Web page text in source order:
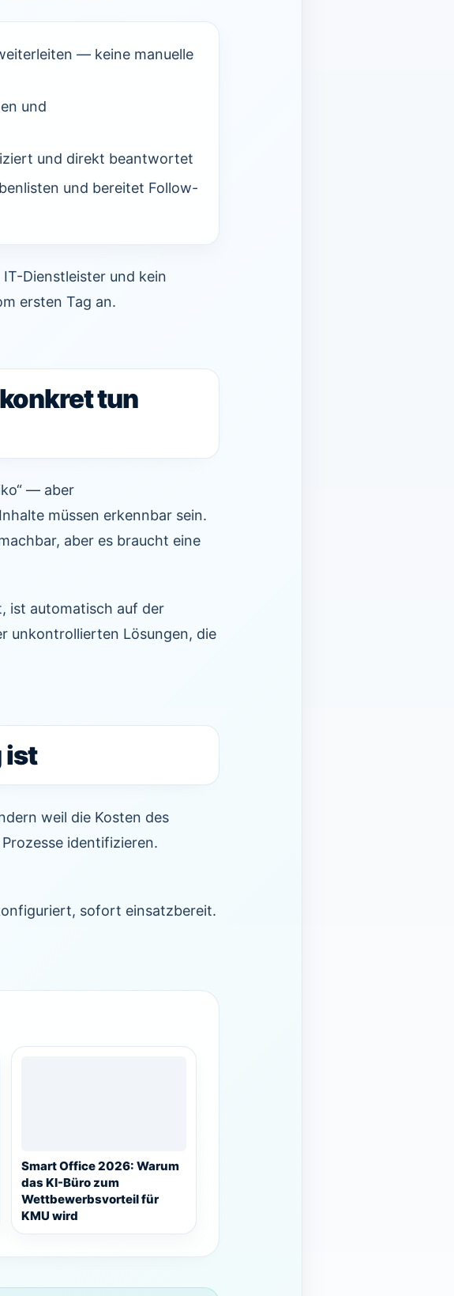
— keine manuelle
und
und direkt beantwortet
und bereitet Follow-
Dienstleister und kein
ersten Tag an.
tun
— aber
müssen erkennbar sein.
aber es braucht eine
ist automatisch auf der
unkontrollierten Lösungen, die
ist
weil die Kosten des
identifizieren.
sofort einsatzbereit.
Smart Office 2026: Warum
das KI-Büro zum
Wettbewerbsvorteil für
KMU wird